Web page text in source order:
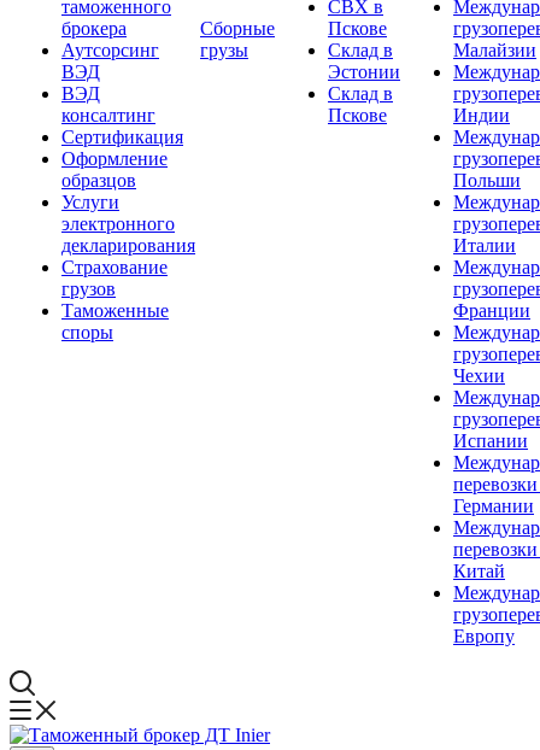
таможенного
брокера
Аутсорсинг
ВЭД
ВЭД
консалтинг
Сертификация
Оформление
образцов
Услуги
электронного
декларирования
Страхование
грузов
Таможенные
споры
Сборные
грузы
СВХ в
Пскове
Склад в
Эстонии
Склад в
Пскове
Малайзии
Индии
Польши
Италии
Франции
Чехии
Испании
Германии
Китай
Европу